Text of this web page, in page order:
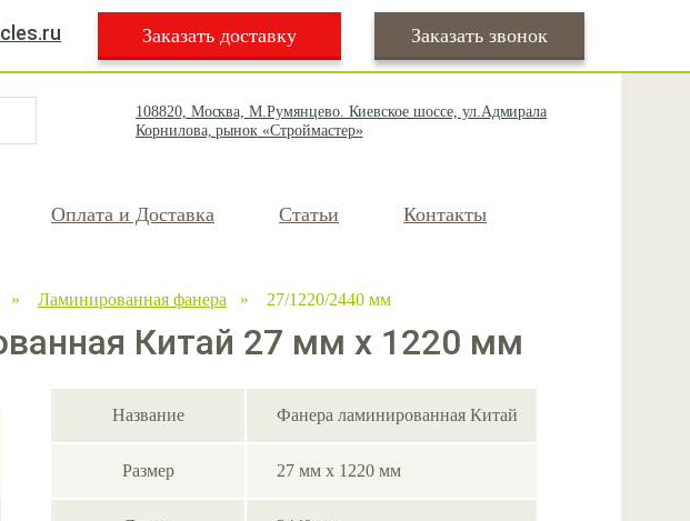
Заказать доставку Заказать звонок
108820, Москва, М.Румянцево. Киевское шоссе, ул.Адмирала
Корнилова, рынок «Строймастер»
Оплата и Доставка Статьи Контакты
» Ламинированная фанера » 27/1220/2440 мм
Китай 27 мм х 1220 мм
Название Фанера ламинированная Китай
Размер 27 мм х 1220 мм